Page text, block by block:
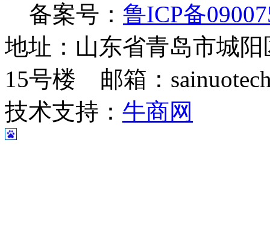
备案号： 鲁ICP备
地址：山东省青岛市城
15号楼 邮箱：
技术支持： 牛商网